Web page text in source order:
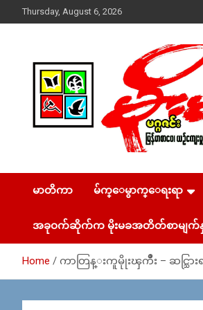
to
Thursday, August 6, 2026
MoeMaKa
News & Media
ယ္ေရး – အမွတ္ ၂၅၄၊ ပထပ္၊ လမ္း ၄၀၊
(ဖုုံး – ၀၉ ၂၅၂ ၂၄၉ ၀၉၄ ၊ ၀၉ ၄၂၁ ၇၄
ျဖန္႔ခ်ိေရး – ဆိပ္ကမ္းသာစာေပ – အ
လာဇာေစ်းသစ္ ။ ၀၉ ၇၈၆၈၃၇ ၃၀၅ / ၀
မာတိကာ မ်က္ေမွာက္ေရးရာ
အခုဝက်ဆိုက်က မိုးမခအတိတ်စာမျက်နှာမျ
Home ကာတြန္းကူမိုုးၾကိဳး – ဆင္သြာ